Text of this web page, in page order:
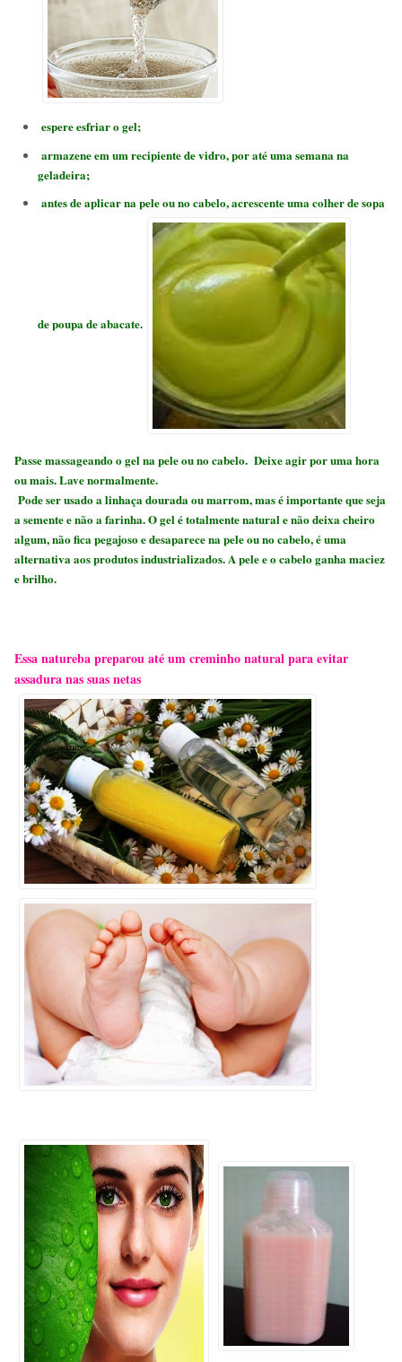
espere esfriar o gel;
armazene em um recipiente de vidro, por até uma semana na
geladeira;
antes de aplicar na pele ou no cabelo, acrescente uma colher de sopa
de poupa de abacate.
Passemassageandoo gel na pele ou no cabelo. Deixe agir por uma hora
ou mais. Lave normalmente.
Pode ser usado a linhaça dourada ou marrom, mas é importante que seja
a semente e não a farinha. O gel é totalmente natural e não deixa cheiro
algum,não fica pegajoso e desaparece na pele ou no cabelo,é uma
alternativa aos produtos industrializados. A pele e o cabelo ganha maciez
e brilho.
Essa natureba preparou até um creminho natural para evitar
assaduranas suas netas